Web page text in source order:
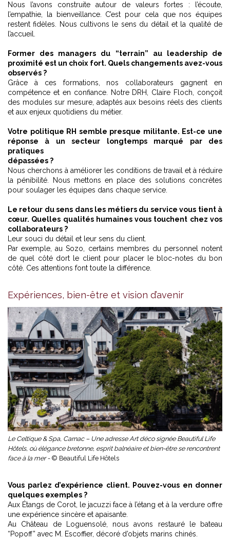
Nous l’avons construite autour de valeurs fortes : l’écoute,
l’empathie, la bienveillance. C’est pour cela que nos équipes
restent fidèles. Nous cultivons le sens du détail et la qualité de
l’accueil.
Former des managers du “terrain” au leadership de
proximité est un choix fort. Quels changements avez-vous
observés ?
Grâce à ces formations, nos collaborateurs gagnent en
compétence et en confiance. Notre DRH, Claire Floch, conçoit
des modules sur mesure, adaptés aux besoins réels des clients
et aux enjeux quotidiens du métier.
Votre politique RH semble presque militante. Est-ce une
réponse à un secteur longtemps marqué par des
pratiques
dépassées ?
Nous cherchons à améliorer les conditions de travail et à réduire
la pénibilité. Nous mettons en place des solutions concrètes
pour soulager les équipes dans chaque service.
Le retour du sens dans les métiers du service vous tient à
cœur. Quelles qualités humaines vous touchent chez vos
collaborateurs ?
Leur souci du détail et leur sens du client.
Par exemple, au Sozo, certains membres du personnel notent
de quel côté dort le client pour placer le bloc-notes du bon
côté. Ces attentions font toute la différence.
Expériences, bien-être et vision d’avenir
Le Celtique & Spa, Carnac – Une adresse Art déco signée Beautiful Life
Hôtels, où élégance bretonne, esprit balnéaire et bien-être se rencontrent
face à la mer - © Beautiful Life Hôtels
Vous parlez d’expérience client. Pouvez-vous en donner
quelques exemples ?
Aux Étangs de Corot, le jacuzzi face à l’étang et à la verdure offre
une expérience sincère et apaisante.
Au Château de Loguensolé, nous avons restauré le bateau
“Popoff” avec M. Escoffier, décoré d’objets marins chinés.